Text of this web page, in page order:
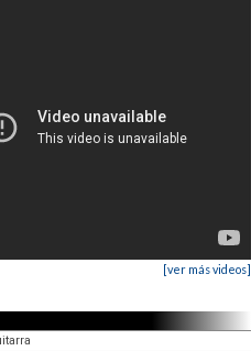
[ver más videos]